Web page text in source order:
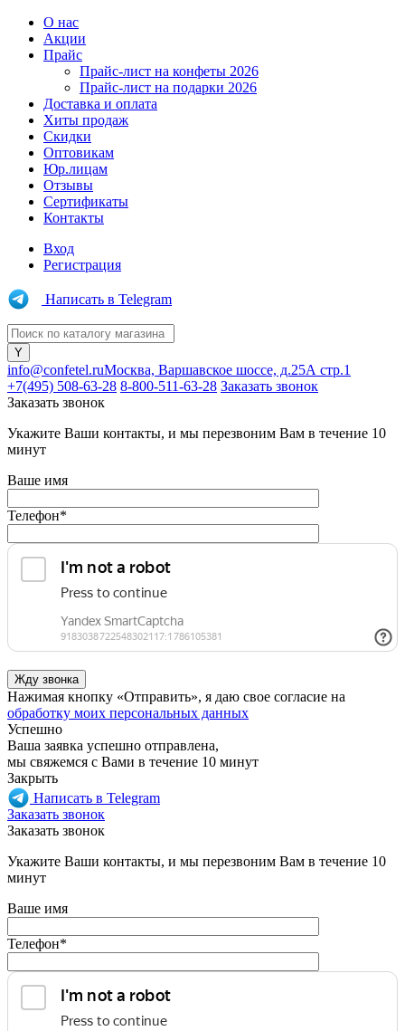
О нас
Акции
Прайс
Прайс-лист на конфеты 2026
Прайс-лист на подарки 2026
Доставка и оплата
Хиты продаж
Скидки
Оптовикам
Юр.лицам
Отзывы
Сертификаты
Контакты
Вход
Регистрация
Написать в Telegram
info@confetel.ruМосква, Варшавское шоссе, д.25А стр.1
+7(495) 508-63-28 8-800-511-63-28 Заказать звонок
Заказать звонок
Укажите Ваши контакты, и мы перезвоним Вам в течение 10
минут
Ваше имя
Телефон*
Нажимая кнопку «Отправить», я даю свое согласие на
обработку моих персональных данных
Успешно
Ваша заявка успешно отправлена,
мы свяжемся с Вами в течение 10 минут
Закрыть
Написать в Telegram
Заказать звонок
Заказать звонок
Укажите Ваши контакты, и мы перезвоним Вам в течение 10
минут
Ваше имя
Телефон*